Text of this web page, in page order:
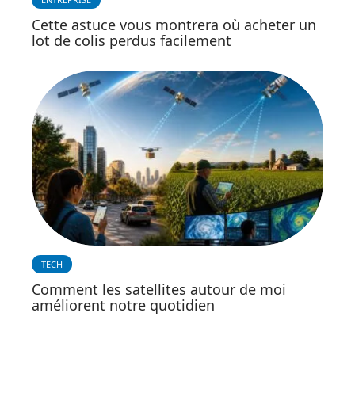
Cette astuce vous montrera où acheter un
lot de colis perdus facilement
TECH
Comment les satellites autour de moi
améliorent notre quotidien